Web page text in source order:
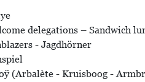
delegations – Sandwich
- Jagdhörner
(Arbalète - Kruisboog -